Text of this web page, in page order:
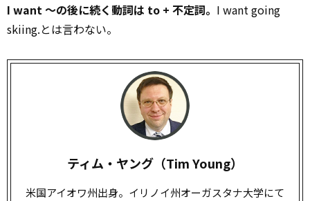
I want ～の後に続く動詞は to + 不定詞。 I want going
skiing.とは言わない。
ティム・ヤング（Tim Young）
米国アイオワ州出身。イリノイ州オーガスタナ大学にて